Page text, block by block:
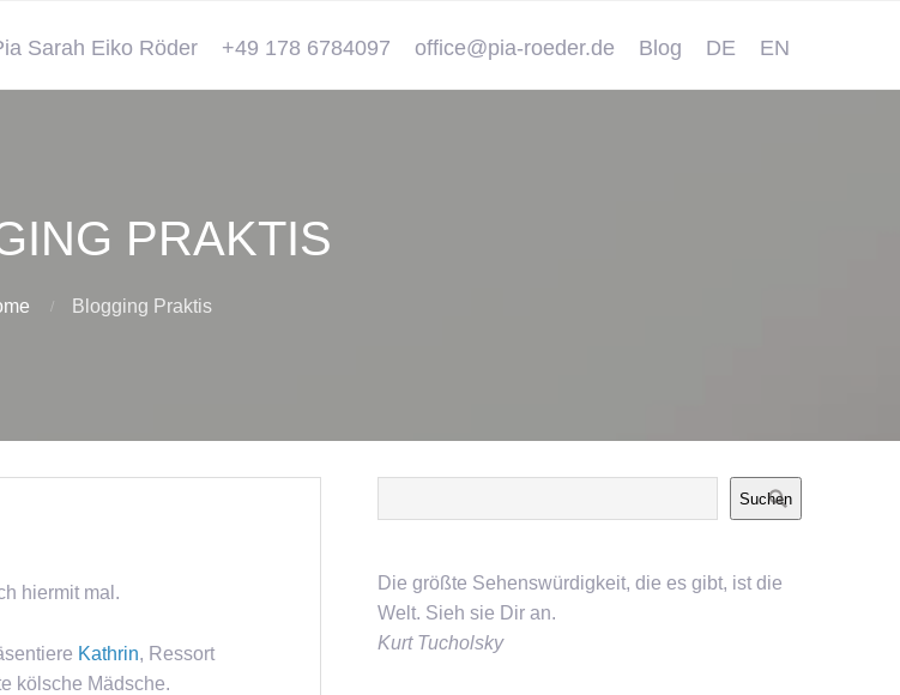
Sarah Eiko Röder +49 178 6784097 office@pia-roeder.de Blog DE EN
PRAKTIS
Blogging Praktis
hiermit mal.
Kathrin, Ressort
kölsche Mädsche.
Suchen
Die größte Sehenswürdigkeit, die es gibt, ist die
Welt. Sieh sie Dir an.
Kurt Tucholsky